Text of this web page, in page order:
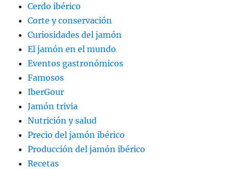
Cerdo ibérico
Corte y conservación
Curiosidades del jamón
El jamón en el mundo
Eventos gastronómicos
Famosos
IberGour
Jamón trivia
Nutrición y salud
Precio del jamón ibérico
Producción del jamón ibérico
Recetas